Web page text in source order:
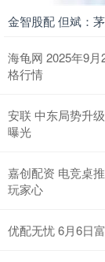
金智股配 但斌：
海龟网 2025年9
格行情
安联 中东局势升
曝光
嘉创配资 电竞桌
玩家心
优配无忧 6月6日